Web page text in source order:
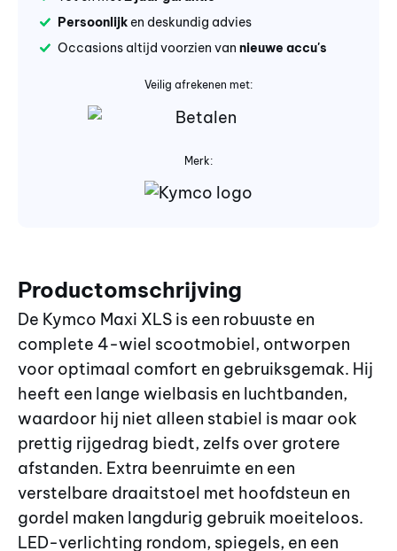
Persoonlijk en deskundig advies
Occasions altijd voorzien van nieuwe accu's
Veilig afrekenen met:
Merk:
Productomschrijving
De Kymco Maxi XLS is een robuuste en
complete 4-wiel scootmobiel, ontworpen
voor optimaal comfort en gebruiksgemak. Hij
heeft een lange wielbasis en luchtbanden,
waardoor hij niet alleen stabiel is maar ook
prettig rijgedrag biedt, zelfs over grotere
afstanden. Extra beenruimte en een
verstelbare draaitstoel met hoofdsteun en
gordel maken langdurig gebruik moeiteloos.
LED-verlichting rondom, spiegels, en een